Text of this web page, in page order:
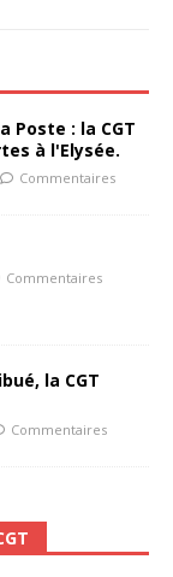
Poste : la CGT
à l'Elysée.
Commentaires
Commentaires
la CGT
Commentaires